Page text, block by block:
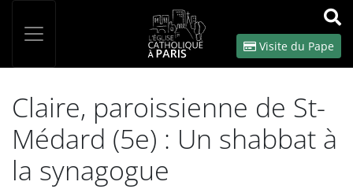
OK
Visite du Pape
Claire, paroissienne de St-
Médard (5e) : Un shabbat à
la synagogue
Panneau de gestion des cookies